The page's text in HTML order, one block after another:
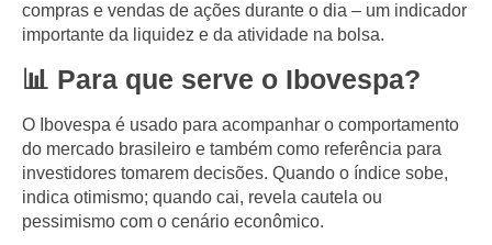
compras e vendas de ações durante o dia – um indicador
importante da liquidez e da atividade na bolsa.
📊 Para que serve o Ibovespa?
O Ibovespa é usado para acompanhar o comportamento
do mercado brasileiro e também como referência para
investidores tomarem decisões. Quando o índice sobe,
indica otimismo; quando cai, revela cautela ou
pessimismo com o cenário econômico.